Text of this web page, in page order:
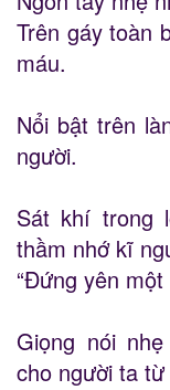
Trên gáy toàn
máu.
Nổi bật trên
người.
Sát khí trong
thầm nhớ kĩ
“Đứng yên một
Giọng nói
cho người ta từ